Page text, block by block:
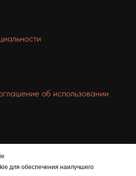
для обеспечения наилучшего
об использовании